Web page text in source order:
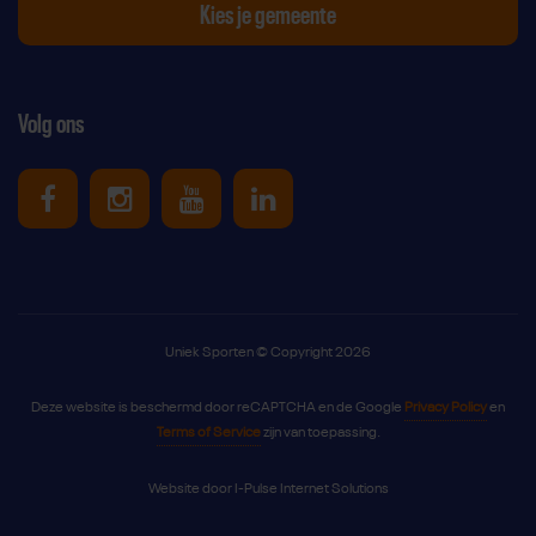
Volg ons
Uniek Sporten op Facebook
Uniek Sporten op Instagram
Uniek Sporten op Youtube
Uniek Sporten op
Kies je gemeente
Uniek Sporten © Copyright 2026
Deze website is beschermd door reCAPTCHA en de Google Privacy Policyen
Terms of Servicezijn van toepassing.
Website door I-Pulse Internet Solutions